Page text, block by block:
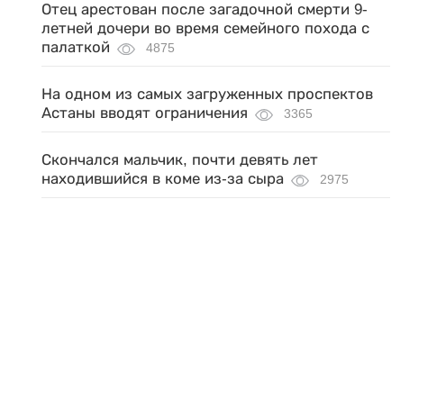
Отец арестован после загадочной смерти 9-
летней дочери во время семейного похода с
палаткой
4875
На одном из самых загруженных проспектов
Астаны вводят ограничения
3365
Скончался мальчик, почти девять лет
находившийся в коме из-за сыра
2975